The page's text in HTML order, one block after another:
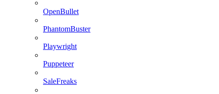
OpenBullet
PhantomBuster
Playwright
Puppeteer
SaleFreaks